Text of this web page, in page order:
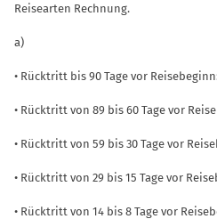
Reisearten Rechnung.
a)
• Rücktritt bis 90 Tage vor
• Rücktritt von 89 bis 60 Tage vor
• Rücktritt von 59 bis 30 Tage vor
• Rücktritt von 29 bis 15 Tage vor
• Rücktritt von 14 bis 8 Tage vor